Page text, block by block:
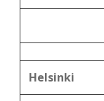
Helsinki